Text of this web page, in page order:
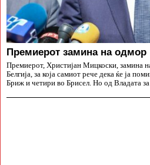
Премиерот замина на одмор
Премиерот, Христијан Мицкоски, замина на
Белгија, за која самиот рече дека ќе ја
Бриж и четири во Брисел. Но од Владата